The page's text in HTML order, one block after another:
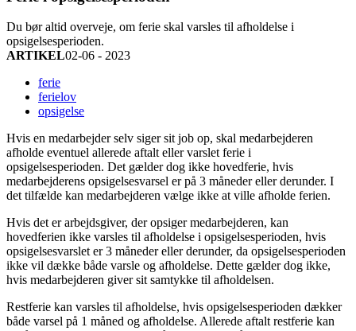
Du bør altid overveje, om ferie skal varsles til afholdelse i
opsigelsesperioden.
ARTIKEL02-06 - 2023
ferie
ferielov
opsigelse
Hvis en medarbejder selv siger sit job op, skal medarbejderen
afholde eventuel allerede aftalt eller varslet ferie i
opsigelsesperioden. Det gælder dog ikke hovedferie, hvis
medarbejderens opsigelsesvarsel er på 3 måneder eller derunder. I
det tilfælde kan medarbejderen vælge ikke at ville afholde ferien.
Hvis det er arbejdsgiver, der opsiger medarbejderen, kan
hovedferien ikke varsles til afholdelse i opsigelsesperioden, hvis
opsigelsesvarslet er 3 måneder eller derunder, da opsigelsesperioden
ikke vil dække både varsle og afholdelse. Dette gælder dog ikke,
hvis medarbejderen giver sit samtykke til afholdelsen.
Restferie kan varsles til afholdelse, hvis opsigelsesperioden dækker
både varsel på 1 måned og afholdelse. Allerede aftalt restferie kan